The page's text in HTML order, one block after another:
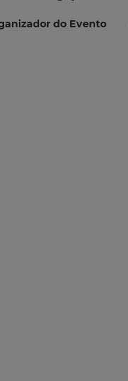
do Evento